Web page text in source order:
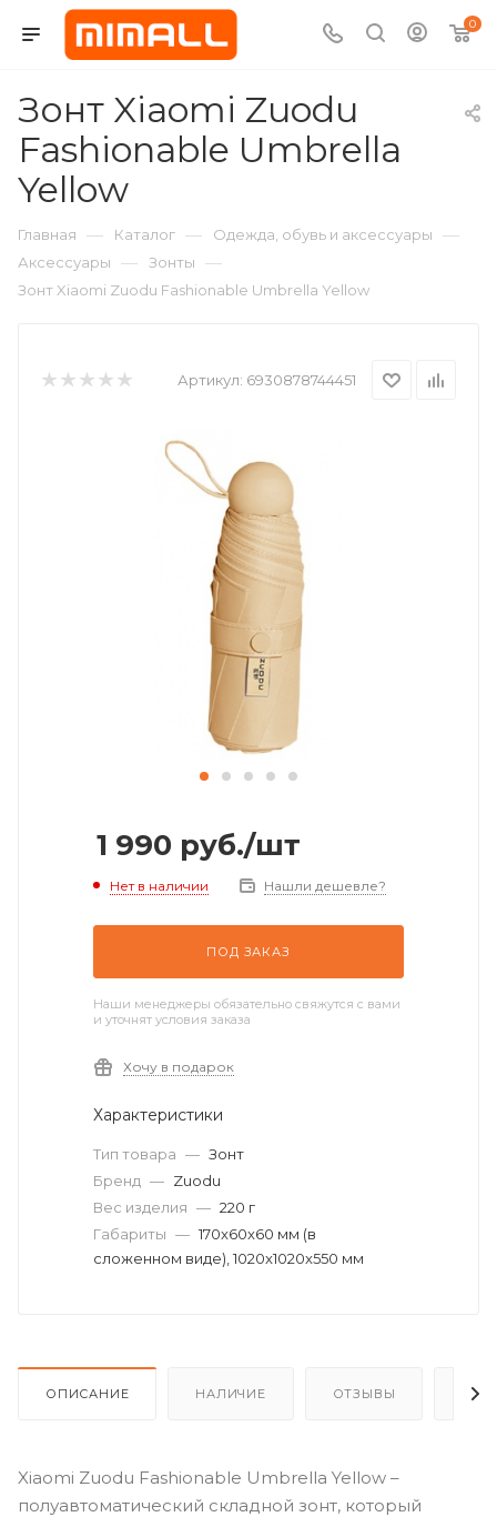
0
Зонт Xiaomi Zuodu
Fashionable Umbrella
Yellow
Главная — Каталог — Одежда, обувь и аксессуары —
Аксессуары — Зонты —
Зонт Xiaomi Zuodu Fashionable Umbrella Yellow
Артикул: 6930878744451
1 990 руб./шт
Нет в наличии Нашли дешевле?
ПОД ЗАКАЗ
Наши менеджеры обязательно свяжутся с вами
и уточнят условия заказа
Хочу в подарок
Характеристики
Тип товара — Зонт
Бренд — Zuodu
Вес изделия — 220 г
Габариты — 170x60x60 мм (в
сложенном виде), 1020x1020x550 мм
ОПИСАНИЕ НАЛИЧИЕ ОТЗЫВЫ
Xiaomi Zuodu Fashionable Umbrella Yellow –
полуавтоматический складной зонт, который